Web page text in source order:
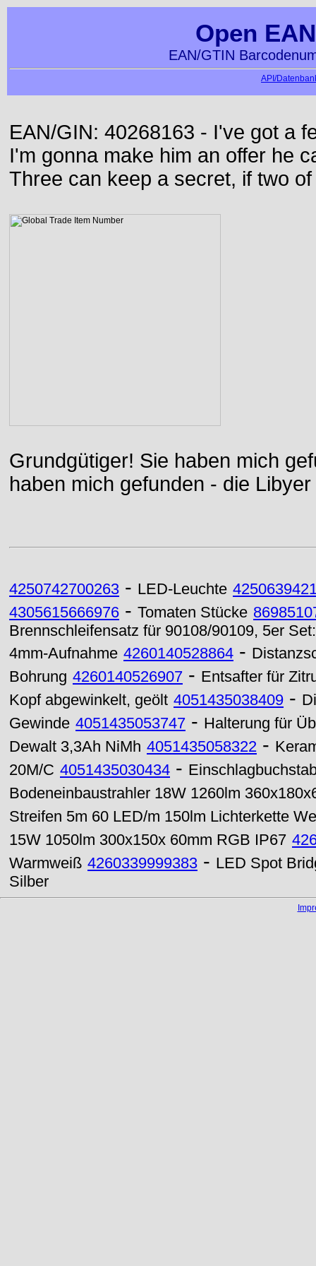
Open
EAN/GTIN
API/
EAN/GIN: 40268163 - I've got a
I'm gonna make him an offer he
Three can keep a secret, if two
Grundgütiger! Sie haben mich
haben mich gefunden - die
4250742700263 - LED-Leuchte
4305615666976 - Tomaten Stücke
Brennschleifensatz für 90108/90109, 5er
4mm-Aufnahme 4260140528864 -
Bohrung 4260140526907 - Entsafter für
Kopf abgewinkelt, geölt 4051435038409 -
Gewinde 4051435053747 - Halterung für
Dewalt 3,3Ah NiMh 4051435058322 -
20M/C 4051435030434 -
Bodeneinbaustrahler 18W 1260lm
Streifen 5m 60 LED/m 150lm Lichterkette
15W 1050lm 300x150x 60mm RGB IP67
Warmweiß 4260339999383 - LED Spot
Silber